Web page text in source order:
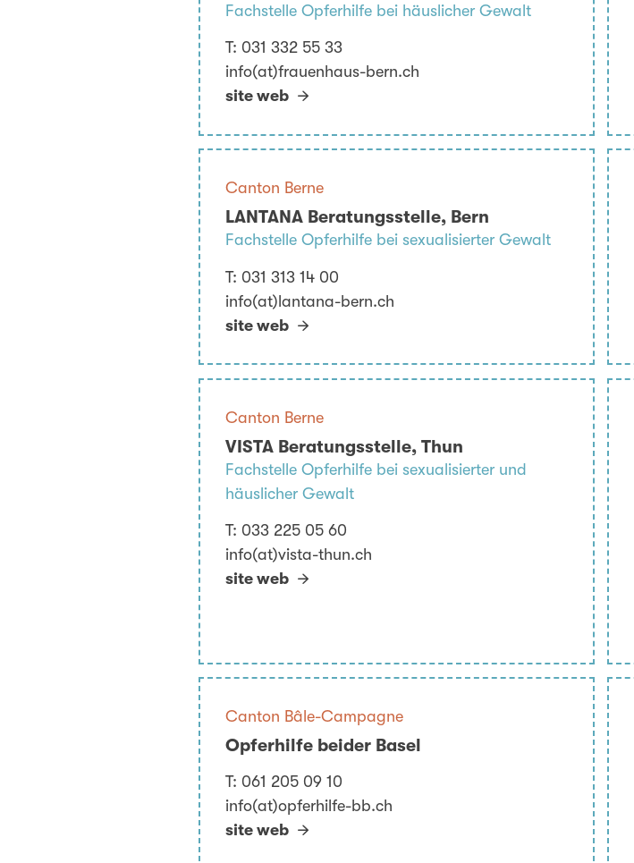
Fachstelle Opferhilfe bei häuslicher Gewalt
T: 031 332 55 33
info(at)frauenhaus-bern.ch
site web
Canton Berne
LANTANA Beratungsstelle, Bern
Fachstelle Opferhilfe bei sexualisierter Gewalt
T: 031 313 14 00
info(at)lantana-bern.ch
site web
Canton Berne
VISTA Beratungsstelle, Thun
Fachstelle Opferhilfe bei sexualisierter und
häuslicher Gewalt
T: 033 225 05 60
info(at)vista-thun.ch
site web
Canton Bâle-Campagne
Opferhilfe beider Basel
T: 061 205 09 10
info(at)opferhilfe-bb.ch
site web